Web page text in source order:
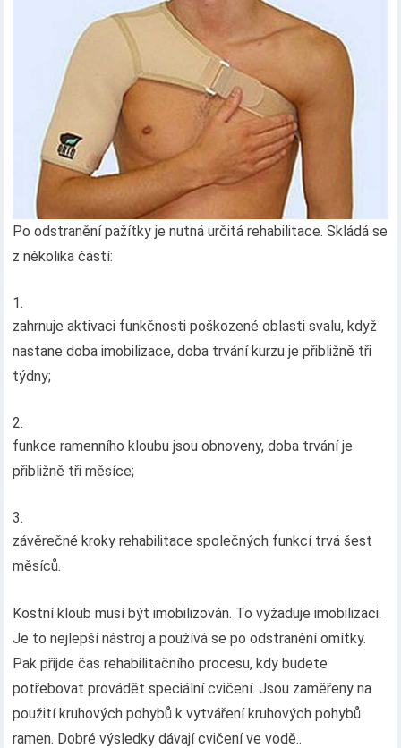
Po odstranění pažítky je nutná určitá rehabilitace. Skládá se
z několika částí:
zahrnuje aktivaci funkčnosti poškozené oblasti svalu, když
nastane doba imobilizace, doba trvání kurzu je přibližně tři
týdny;
funkce ramenního kloubu jsou obnoveny, doba trvání je
přibližně tři měsíce;
závěrečné kroky rehabilitace společných funkcí trvá šest
měsíců.
Kostní kloub musí být imobilizován. To vyžaduje imobilizaci.
Je to nejlepší nástroj a používá se po odstranění omítky.
Pak přijde čas rehabilitačního procesu, kdy budete
potřebovat provádět speciální cvičení. Jsou zaměřeny na
použití kruhových pohybů k vytváření kruhových pohybů
ramen. Dobré výsledky dávají cvičení ve vodě..